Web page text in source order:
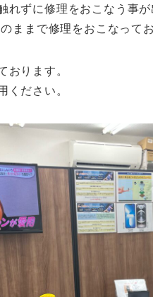
れずに修理をおこなう事
ままで修理をおこなって
おります。
ください。